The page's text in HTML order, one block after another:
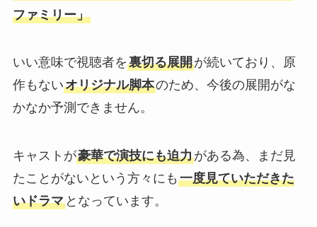
ファミリー」
いい意味で視聴者を裏切る展開が続いており、原
作もないオリジナル脚本のため、今後の展開がな
かなか予測できません。
キャストが豪華で演技にも迫力がある為、まだ見
たことがないという方々にも 一度見ていただきた
いドラマとなっています。